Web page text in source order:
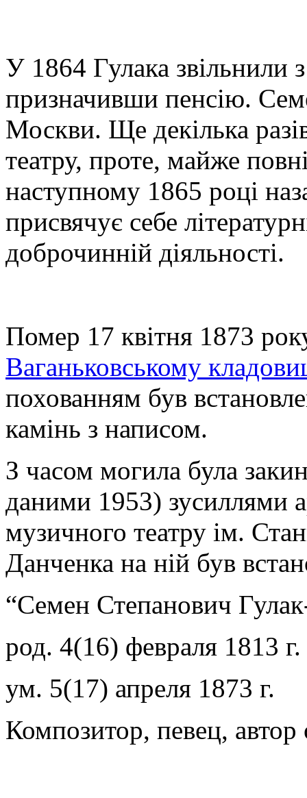
У 1864 Гулака звільнили
призначивши пенсію.
Москви. Ще декілька
театру, проте, майже
наступному 1865 році
присвячує себе
доброчинній діяльності.
Помер 17 квітня 1873
Ваганьковському
похованням був
камінь з написом.
З часом могила була
даними 1953) зусиллями
музичного театру ім.
Данченка на ній був
“Семен Степанович
род. 4(16) февраля 1813 г.
ум. 5(17) апреля 1873 г.
Композитор, певец,